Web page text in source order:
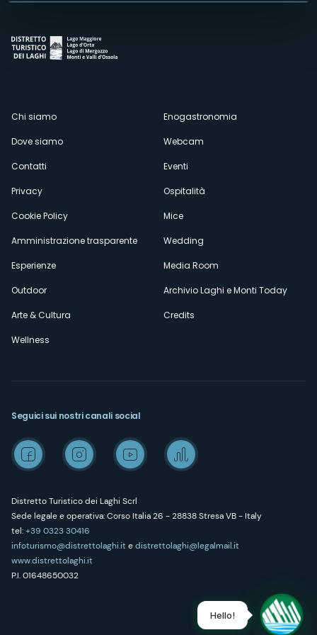
Menù
secondario
Chi siamo
Dove siamo
Contatti
Privacy
Cookie Policy
Amministrazione trasparente
Esperienze
Outdoor
Arte & Cultura
Wellness
Enogastronomia
Webcam
Eventi
Ospitalità
Mice
Wedding
Media Room
Archivio Laghi e Monti Today
Credits
Distretto Turistico dei Laghi Scrl
Sede legale e operativa: Corso Italia 26 - 28838 Stresa VB - Italy
tel:+39 0323 30416
infoturismo@distrettolaghi.itedistrettolaghi@legalmail.it
www.distrettolaghi.it
P.I. 01648650032
Seguici sui nostri canali social